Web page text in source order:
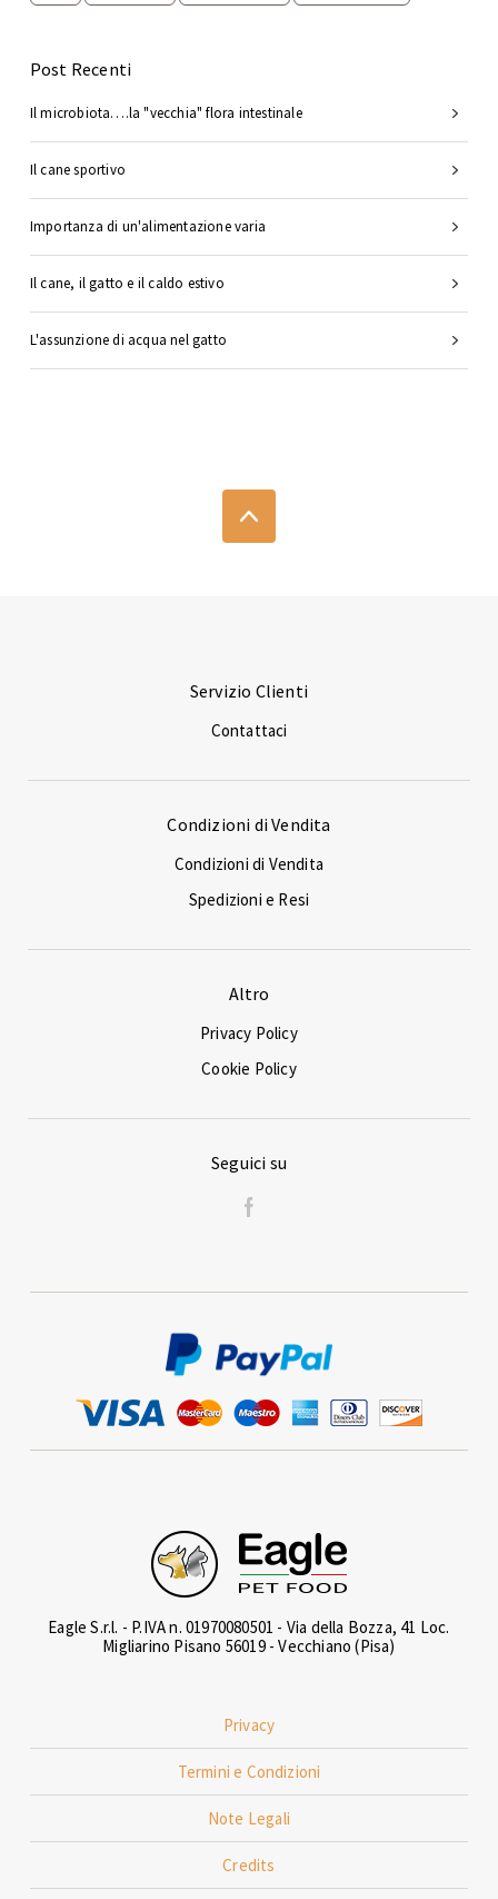
Post Recenti
Il microbiota….la "vecchia" flora intestinale
Il cane sportivo
Importanza di un'alimentazione varia
Il cane, il gatto e il caldo estivo
L'assunzione di acqua nel gatto
Servizio Clienti
Contattaci
Condizioni di Vendita
Condizioni di Vendita
Spedizioni e Resi
Altro
Privacy Policy
Cookie Policy
Seguici su
Eagle S.r.l. - P.IVA n. 01970080501 - Via della Bozza, 41 Loc.
Migliarino Pisano 56019 - Vecchiano (Pisa)
Privacy
Termini e Condizioni
Note Legali
Credits